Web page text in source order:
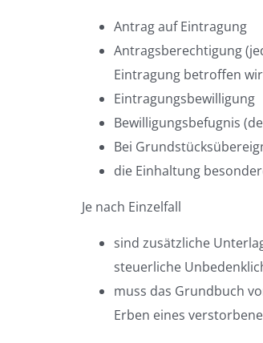
Antrag auf Eintragung
Antragsberechtigung
Eintragung betroffen
Eintragungsbewilligung
Bewilligungsbefugnis
Bei
die Einhaltung
Je nach Einzelfall
sind zusätzliche
steuerliche
muss das Grundbuch
Erben eines